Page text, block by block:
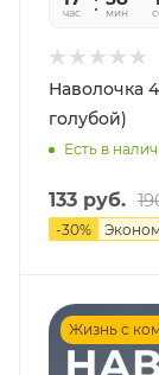
час мин
Наволочка
голубой)
Есть в
133 руб.
-30%
Жизнь с